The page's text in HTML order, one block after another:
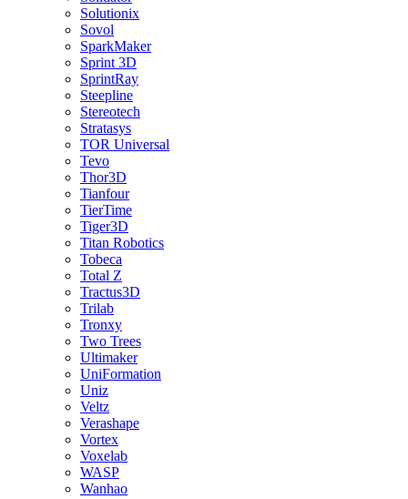
Solutionix
Sovol
SparkMaker
Sprint 3D
SprintRay
Steepline
Stereotech
Stratasys
TOR Universal
Tevo
Thor3D
Tianfour
TierTime
Tiger3D
Titan Robotics
Tobeca
Total Z
Tractus3D
Trilab
Tronxy
Two Trees
Ultimaker
UniFormation
Uniz
Veltz
Verashape
Vortex
Voxelab
WASP
Wanhao